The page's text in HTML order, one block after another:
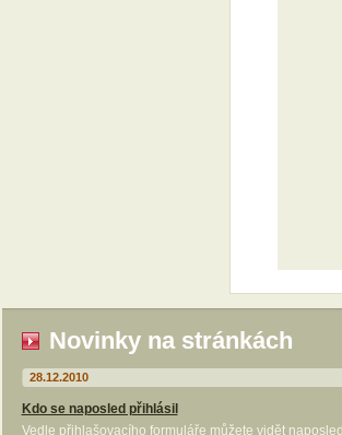
Novinky na stránkách
28.12.2010
Kdo se naposled přihlásil
Vedle přihlašovacího formuláře můžete vidět